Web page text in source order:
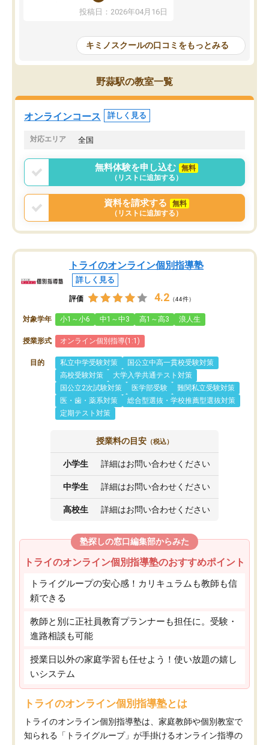
を詰め込むのではなく、自学自習の習
慣が身につくよう並走してくれるの
はなくなりました。
講師の方との距離も近く、親身なコー
チングのおかげで、停滞期もモチベー
ションを維持できました。「やらされ
る勉強」から「目標のための勉強」へ
意識が変わったことが、目標校への合
投稿日：2026年04月16日
の仕方をコーチングして
ルなので、家での学習習
身につきました。結果と
た。自分から学ぶ姿勢を
キミノスクールの口コミをもっとみる
野蒜駅の教室一覧
オンラインコース 詳しく見る
対応エリア 全国
無料体験を申し込む
無料
（リストに追加する）
資料を請求する
無料
（リストに追加する）
トライのオンライン個別指導塾
詳しく見る
評価 4.2 （44件）
対象学年 小1～小6 中1～中3 高1～高3 浪人生
授業形式 オンライン個別指導(1:1)
目的 私立中学受験対策
国公立中高一貫校受験対策
高校受験対策
大学入学共通テスト対策
国公立2次試験対策
医学部受験
難関私立受験対策
医・歯・薬系対策
総合型選抜・学校推薦型選抜対策
定期テスト対策
授業料の目安 （税込）
小学生 詳細はお問い合わせください
中学生 詳細はお問い合わせください
高校生 詳細はお問い合わせください
塾探しの窓口編集部からみた
トライのオンライン個別指導塾のおすすめポイント
トライグループの安心感！カリキュラムも教師も信
頼できる
教師と別に正社員教育プランナーも担任に。受験・
進路相談も可能
授業日以外の家庭学習も任せよう！使い放題の嬉し
いシステム
トライのオンライン個別指導塾とは
トライのオンライン個別指導塾は、家庭教師や個別教室で
知られる「トライグループ」が手掛けるオンライン指導の